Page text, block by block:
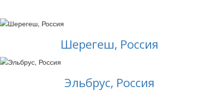
Шерегеш, Россия
Эльбрус, Россия